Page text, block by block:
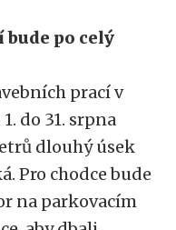
po celý
prací v
do 31. srpna
dlouhý úsek
Pro chodce bude
na parkovacím